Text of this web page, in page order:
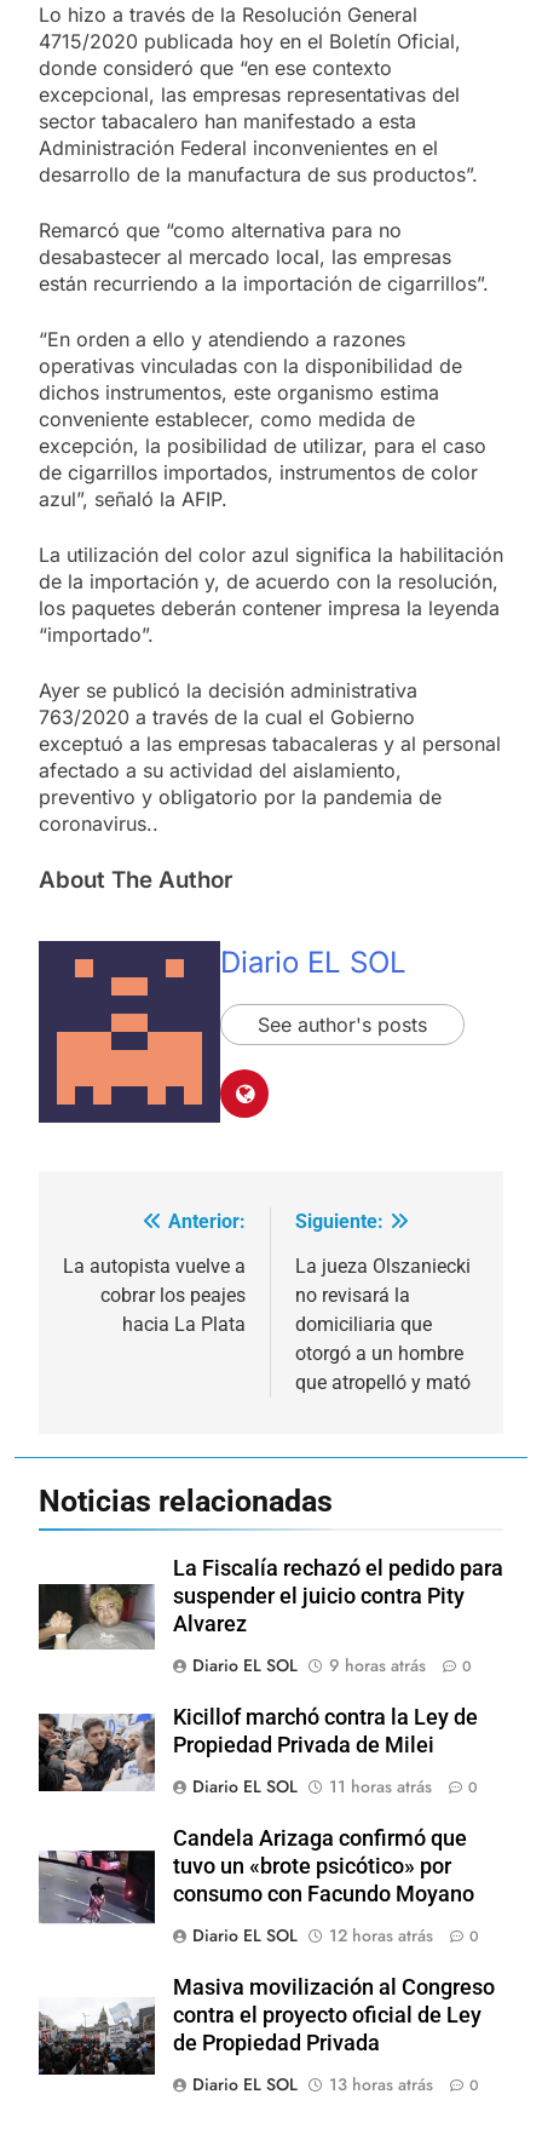
Lo hizo a través de la Resolución General
4715/2020 publicada hoy en el Boletín Oficial,
donde consideró que “en ese contexto
excepcional, las empresas representativas del
sector tabacalero han manifestado a esta
Administración Federal inconvenientes en el
desarrollo de la manufactura de sus productos”.
Remarcó que “como alternativa para no
desabastecer al mercado local, las empresas
están recurriendo a la importación de cigarrillos”.
“En orden a ello y atendiendo a razones
operativas vinculadas con la disponibilidad de
dichos instrumentos, este organismo estima
conveniente establecer, como medida de
excepción, la posibilidad de utilizar, para el caso
de cigarrillos importados, instrumentos de color
azul”, señaló la AFIP.
La utilización del color azul significa la habilitación
de la importación y, de acuerdo con la resolución,
los paquetes deberán contener impresa la leyenda
“importado”.
Ayer se publicó la decisión administrativa
763/2020 a través de la cual el Gobierno
exceptuó a las empresas tabacaleras y al personal
afectado a su actividad del aislamiento,
preventivo y obligatorio por la pandemia de
coronavirus..
About The Author
Diario EL SOL
See author's posts
Navegación
de
entradas
Anterior:
La autopista vuelve a
cobrar los peajes
hacia La Plata
Siguiente:
La jueza Olszaniecki
no revisará la
domiciliaria que
otorgó a un hombre
que atropelló y mató
Noticias relacionadas
La Fiscalía rechazó el pedido para
suspender el juicio contra Pity
Alvarez
Diario EL SOL
9 horas atrás 0
Kicillof marchó contra la Ley de
Propiedad Privada de Milei
Diario EL SOL
11 horas atrás 0
Candela Arizaga confirmó que
tuvo un «brote psicótico» por
consumo con Facundo Moyano
Diario EL SOL
12 horas atrás 0
Masiva movilización al Congreso
contra el proyecto oficial de Ley
de Propiedad Privada
Diario EL SOL
13 horas atrás 0